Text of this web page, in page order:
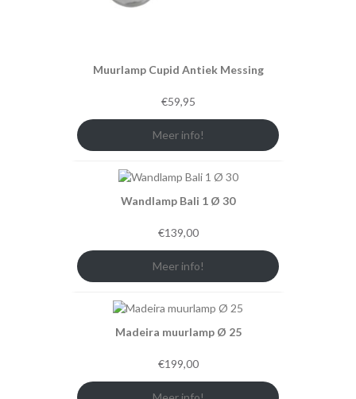
Muurlamp Cupid Antiek Messing
€59,95
Meer info!
Wandlamp Bali 1 Ø 30
€139,00
Meer info!
Madeira muurlamp Ø 25
€199,00